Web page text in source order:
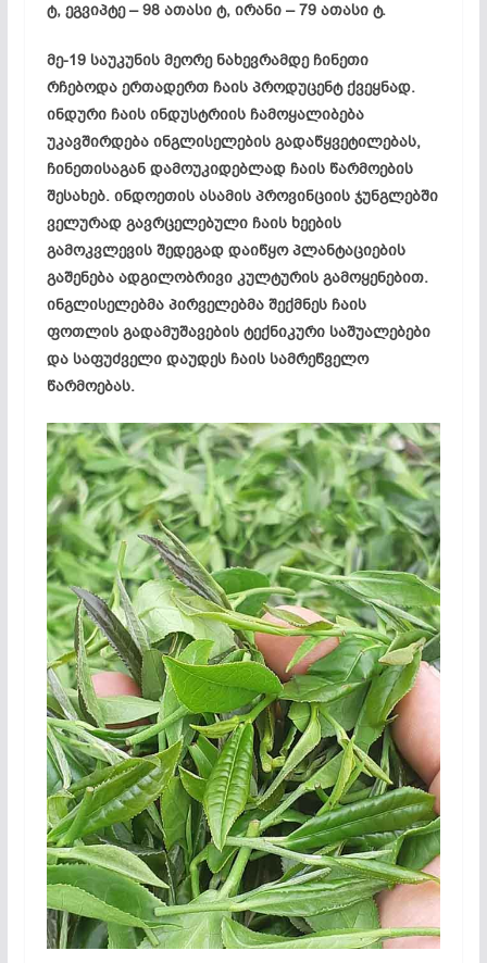
ტ, ეგვიპტე – 98 ათასი ტ, ირანი – 79 ათასი ტ.
მე-19 საუკუნის მეორე ნახევრამდე ჩინეთი
რჩებოდა ერთადერთ ჩაის პროდუცენტ ქვეყნად.
ინდური ჩაის ინდუსტრიის ჩამოყალიბება
უკავშირდება ინგლისელების გადაწყვეტილებას,
ჩინეთისაგან დამოუკიდებლად ჩაის წარმოების
შესახებ. ინდოეთის ასამის პროვინციის ჯუნგლებში
ველურად გავრცელებული ჩაის ხეების
გამოკვლევის შედეგად დაიწყო პლანტაციების
გაშენება ადგილობრივი კულტურის გამოყენებით.
ინგლისელებმა პირველებმა შექმნეს ჩაის
ფოთლის გადამუშავების ტექნიკური საშუალებები
და საფუძველი დაუდეს ჩაის სამრეწველო
წარმოებას.